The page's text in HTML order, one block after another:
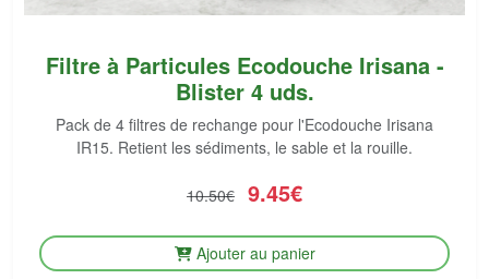
Filtre à Particules Ecodouche Irisana -
Blister 4 uds.
Pack de 4 filtres de rechange pour l'Ecodouche Irisana
IR15. Retient les sédiments, le sable et la rouille.
10.50€ 9.45€
Ajouter au panier